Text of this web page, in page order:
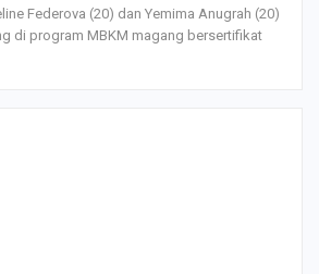
Federova (20) dan Yemima Anugrah (20)
di program MBKM magang bersertifikat